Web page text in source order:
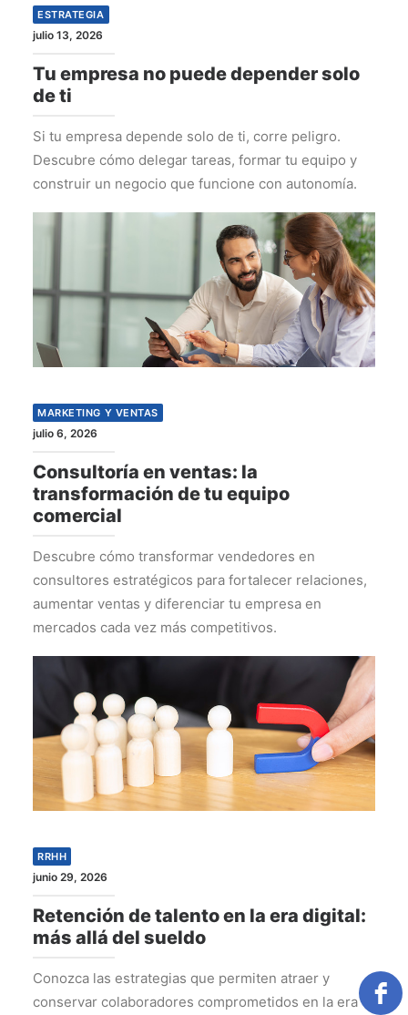
ESTRATEGIA
julio 13, 2026
Tu empresa no puede depender solo
de ti
Si tu empresa depende solo de ti, corre peligro.
Descubre cómo delegar tareas, formar tu equipo y
construir un negocio que funcione con autonomía.
MARKETING Y VENTAS
julio 6, 2026
Consultoría en ventas: la
transformación de tu equipo
comercial
Descubre cómo transformar vendedores en
consultores estratégicos para fortalecer relaciones,
aumentar ventas y diferenciar tu empresa en
mercados cada vez más competitivos.
RRHH
junio 29, 2026
Retención de talento en la era digital:
más allá del sueldo
Conozca las estrategias que permiten atraer y
conservar colaboradores comprometidos en la era